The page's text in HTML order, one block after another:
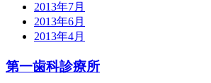
2013年7月
2013年6月
2013年4月
第一歯科診療所